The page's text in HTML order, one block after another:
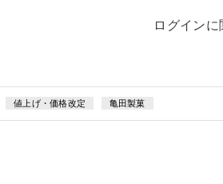
ログイン
値上げ・価格改定 亀田製菓